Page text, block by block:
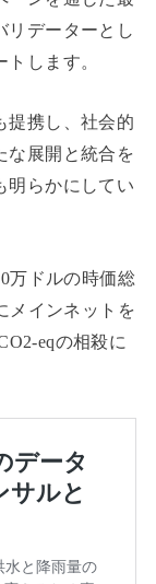
リデーターとし
します。
提携し、社会的
な展開と統合を
明らかにしてい
万ドルの時価総
メインネットを
eqの相殺に